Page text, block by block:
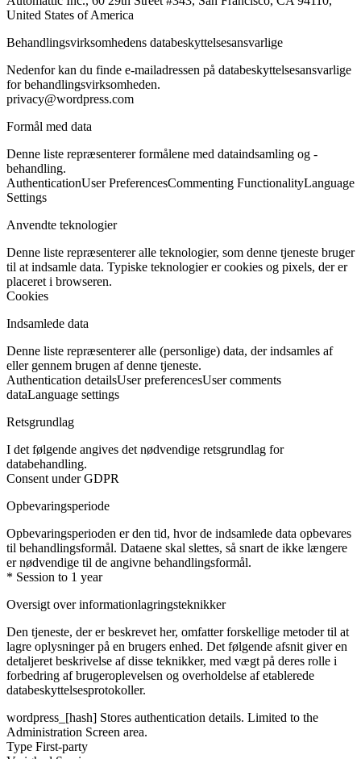
United States of America
Behandlingsvirksomhedens databeskyttelsesansvarlige
Nedenfor kan du finde e-mailadressen på databeskyttelsesansvarlige
for behandlingsvirksomheden.
privacy@wordpress.com
Formål med data
Denne liste repræsenterer formålene med dataindsamling og -
behandling.
AuthenticationUser PreferencesCommenting FunctionalityLanguage
Settings
Anvendte teknologier
Denne liste repræsenterer alle teknologier, som denne tjeneste bruger
til at indsamle data. Typiske teknologier er cookies og pixels, der er
placeret i browseren.
Cookies
Indsamlede data
Denne liste repræsenterer alle (personlige) data, der indsamles af
eller gennem brugen af denne tjeneste.
Authentication detailsUser preferencesUser comments
dataLanguage settings
Retsgrundlag
I det følgende angives det nødvendige retsgrundlag for
databehandling.
Consent under GDPR
Opbevaringsperiode
Opbevaringsperioden er den tid, hvor de indsamlede data opbevares
til behandlingsformål. Dataene skal slettes, så snart de ikke længere
er nødvendige til de angivne behandlingsformål.
* Session to 1 year
Oversigt over informationlagringsteknikker
Den tjeneste, der er beskrevet her, omfatter forskellige metoder til at
lagre oplysninger på en brugers enhed. Det følgende afsnit giver en
detaljeret beskrivelse af disse teknikker, med vægt på deres rolle i
forbedring af brugeroplevelsen og overholdelse af etablerede
databeskyttelsesprotokoller.
wordpress_[hash] Stores authentication details. Limited to the
Administration Screen area.
Type First-party